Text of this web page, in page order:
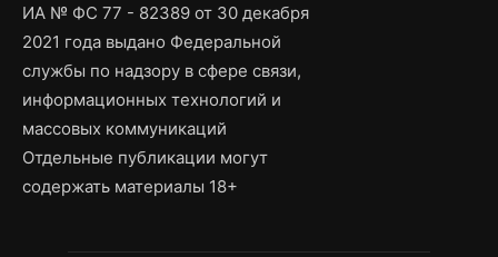
ИА № ФС 77 - 82389 от 30 декабря
2021 года выдано Федеральной
службы по надзору в сфере связи,
информационных технологий и
массовых коммуникаций
Отдельные публикации могут
содержать материалы 18+